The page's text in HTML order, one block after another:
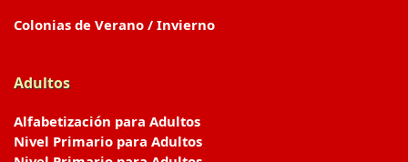
Colonias de Verano / Invierno
Adultos
Alfabetización para Adultos
Nivel Primario para Adultos